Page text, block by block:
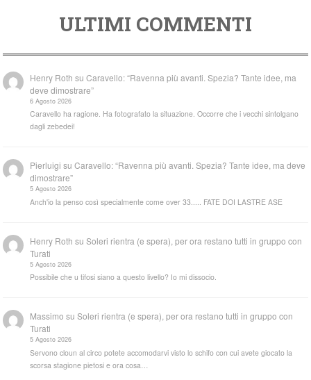
ULTIMI COMMENTI
Henry Roth suCaravello: “Ravenna più avanti. Spezia? Tante idee, ma
deve dimostrare”
6 Agosto 2026
Caravello ha ragione. Ha fotografato la situazione. Occorre che i vecchi sintolgano
dagli zebedei!
Pierluigi suCaravello: “Ravenna più avanti. Spezia? Tante idee, ma deve
dimostrare”
5 Agosto 2026
Anch'io la penso così specialmente come over 33..... FATE DOI LASTRE ASE
Henry Roth suSoleri rientra (e spera), per ora restano tutti in gruppo con
Turati
5 Agosto 2026
Possibile che u tifosi siano a questo livello? Io mi dissocio.
Massimo suSoleri rientra (e spera), per ora restano tutti in gruppo con
Turati
5 Agosto 2026
Servono cloun al circo potete accomodarvi visto lo schifo con cui avete giocato la
scorsa stagione pietosi e ora cosa…